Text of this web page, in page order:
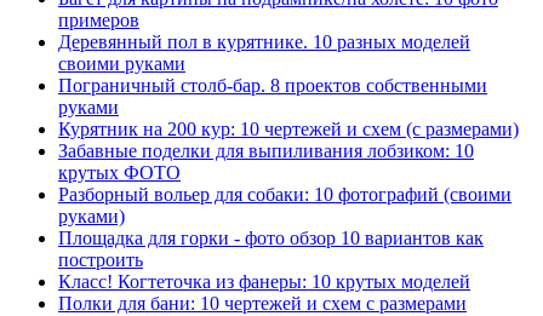
примеров
Деревянный пол в курятнике. 10 разных моделей
своими руками
Пограничный столб-бар. 8 проектов собственными
руками
Курятник на 200 кур: 10 чертежей и схем (с размерами)
Забавные поделки для выпиливания лобзиком: 10
крутых ФОТО
Разборный вольер для собаки: 10 фотографий (своими
руками)
Площадка для горки - фото обзор 10 вариантов как
построить
Класс! Когтеточка из фанеры: 10 крутых моделей
Полки для бани: 10 чертежей и схем с размерами